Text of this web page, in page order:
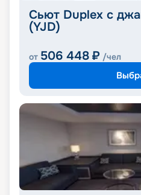
Сьют Duplex с
(YJD)
от 506 448 ₽ /чел